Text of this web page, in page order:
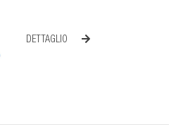
DETTAGLIO